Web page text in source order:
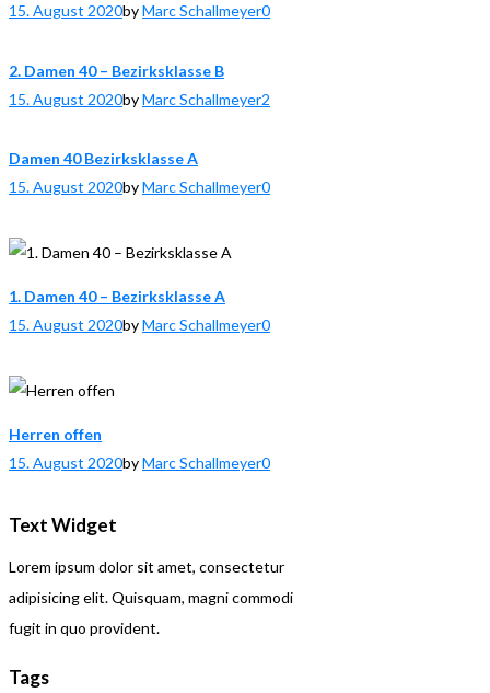
15. August 2020byMarc Schallmeyer0
2. Damen 40 – Bezirksklasse B
15. August 2020byMarc Schallmeyer2
Damen 40 Bezirksklasse A
15. August 2020byMarc Schallmeyer0
1. Damen 40 – Bezirksklasse A
15. August 2020byMarc Schallmeyer0
Herren offen
15. August 2020byMarc Schallmeyer0
Text Widget
Lorem ipsum dolor sit amet, consectetur
adipisicing elit. Quisquam, magni commodi
fugit in quo provident.
Tags